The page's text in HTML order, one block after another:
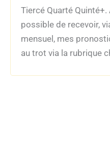
Tiercé Quarté Quinté+.
possible de recevoir,
mensuel, mes
au trot via la rubrique